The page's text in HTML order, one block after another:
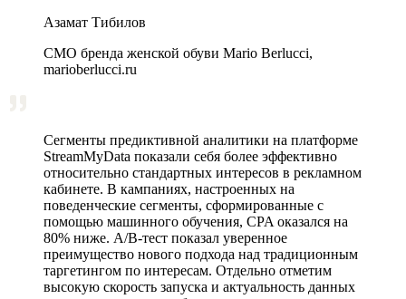
Азамат Тибилов
CMO бренда женской обуви Mario Berlucci,
marioberlucci.ru
Сегменты предиктивной аналитики на платформе
StreamMyData показали себя более эффективно
относительно стандартных интересов в рекламном
кабинете. В кампаниях, настроенных на
поведенческие сегменты, сформированные с
помощью машинного обучения, CPA оказался на
80% ниже. A/B‑тест показал уверенное
преимущество нового подхода над традиционным
таргетингом по интересам. Отдельно отметим
высокую скорость запуска и актуальность данных